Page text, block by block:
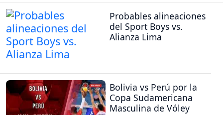
Probables alineaciones
del Sport Boys vs.
Alianza Lima
Bolivia vs Perú por la
Copa Sudamericana
Masculina de Vóley